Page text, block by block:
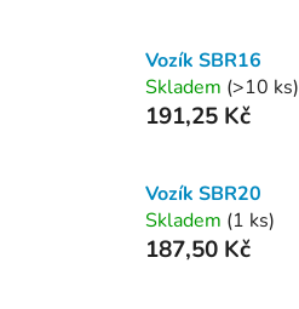
Vozík SBR16
Skladem (>10 ks)
191,25 Kč
Vozík SBR20
Skladem (1 ks)
187,50 Kč